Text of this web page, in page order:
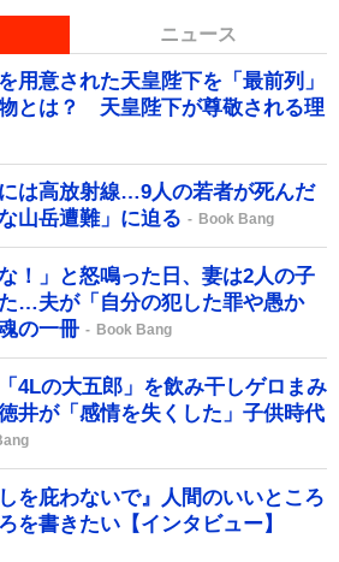
ニュース
用意された天皇陛下を「最前列」
とは？ 天皇陛下が尊敬される理
は高放射線…9人の若者が死んだ
山岳遭難」に迫る
Book Bang
！」と怒鳴った日、妻は2人の子
…夫が「自分の犯した罪や愚か
の一冊
Book Bang
4Lの大五郎」を飲み干しゲロまみ
井が「感情を失くした」子供時代
を庇わないで』人間のいいところ
を書きたい【インタビュー】